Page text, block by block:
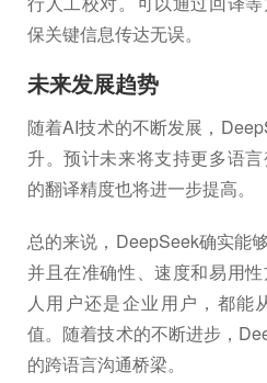
保关键信息传达无误。
未来发展趋势
随着AI技术的不断发展，
升。预计未来将支持更多语
的翻译精度也将进一步提高。
总的来说，DeepSeek确实能
并且在准确性、速度和易用
人用户还是企业用户，都能
值。随着技术的不断进步，
的跨语言沟通桥梁。